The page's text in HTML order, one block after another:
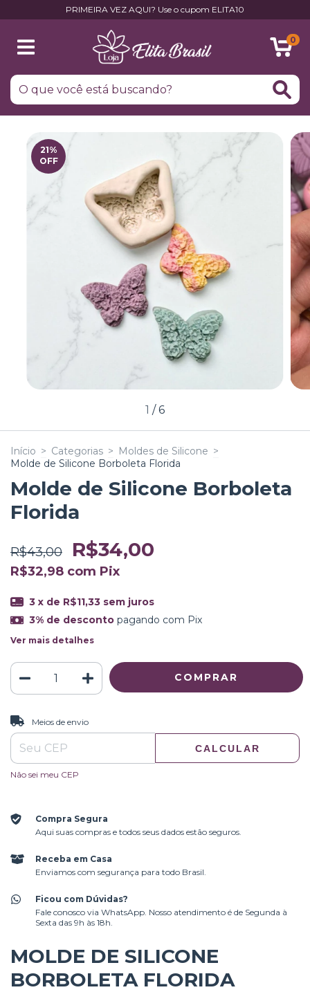
PRIMEIRA VEZ AQUI? Use o cupom ELITA10
0
21%
OFF
1 /6
Início > Categorias > Moldes de Silicone >
Molde de Silicone Borboleta Florida
Molde de Silicone Borboleta
Florida
R$43,00 R$34,00
R$32,98 com Pix
3 x de R$11,33 sem juros
3% de descontopagando com Pix
Ver mais detalhes
Entregas para o CEP:
Meios de envio
CALCULAR
Não sei meu CEP
Compra Segura
Aqui suas compras e todos seus dados estão seguros.
Receba em Casa
Enviamos com segurança para todo Brasil.
Ficou com Dúvidas?
Fale conosco via WhatsApp. Nosso atendimento é de Segunda à
Sexta das 9h às 18h.
MOLDE DE SILICONE
BORBOLETA FLORIDA